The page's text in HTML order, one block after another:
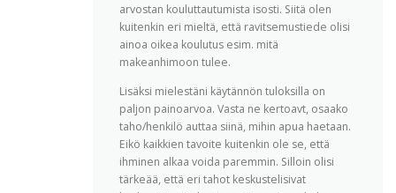
arvostan kouluttautumista isosti. Siitä olen
kuitenkin eri mieltä, että ravitsemustiede olisi
ainoa oikea koulutus esim. mitä
makeanhimoon tulee.
Lisäksi mielestäni käytännön tuloksilla on
paljon painoarvoa. Vasta ne kertoavt, osaako
taho/henkilö auttaa siinä, mihin apua haetaan.
Eikö kaikkien tavoite kuitenkin ole se, että
ihminen alkaa voida paremmin. Silloin olisi
tärkeää, että eri tahot keskustelisivat